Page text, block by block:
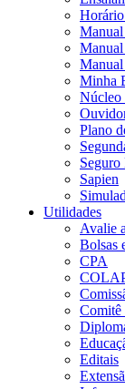
Manual
Minha
Núcleo
Plano
Seguro
Sapien
Utilidades
Avalie
Bolsas
CPA
Comitê
Editais